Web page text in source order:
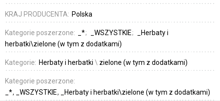
KRAJ PRODUCENTA: Polska
Kategorie poszerzone: _* _WSZYSTKIE
_Herbaty i
herbatki\zielone (w tym z dodatkami)
Kategorie: Herbaty i herbatki \ zielone (w tym z dodatkami)
Kategorie poszerzone:
_*
_WSZYSTKIE _Herbaty i herbatki\zielone (w tym z dodatkami)